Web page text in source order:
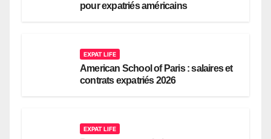
pour expatriés américains
EXPAT LIFE
American School of Paris : salaires et
contrats expatriés 2026
EXPAT LIFE